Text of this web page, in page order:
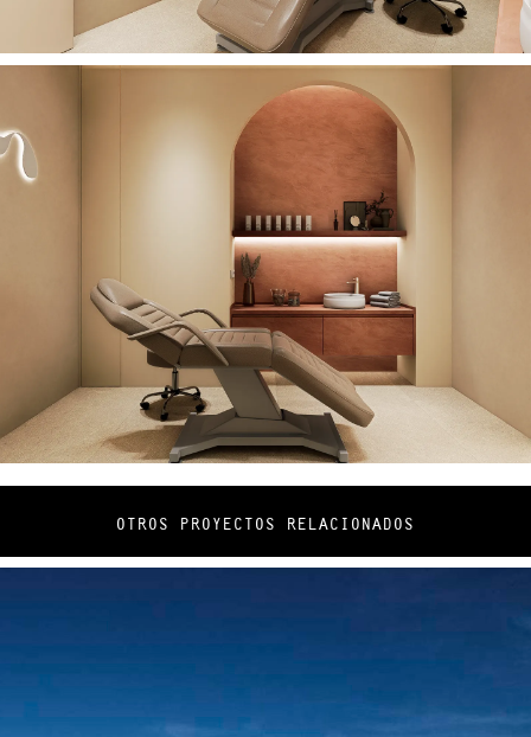
OTROS PROYECTOS RELACIONADOS
Zoilo Home